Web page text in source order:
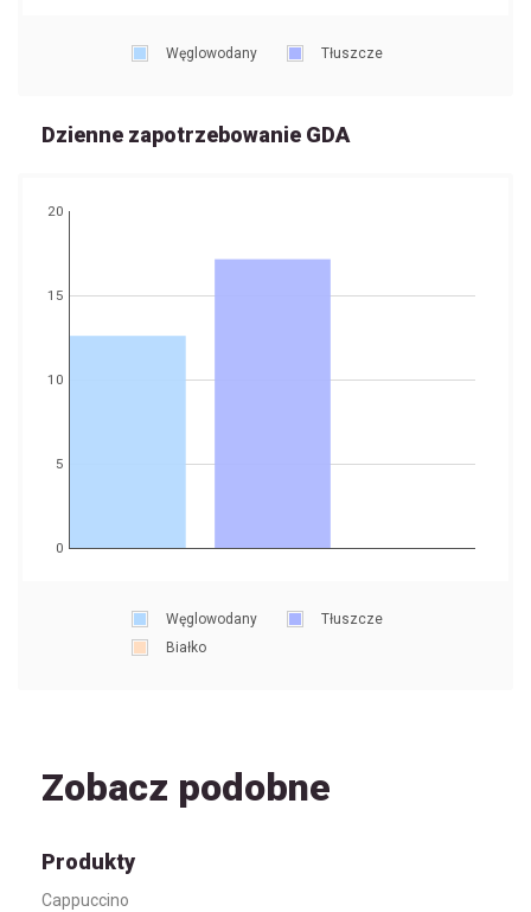
Węglowodany Tłuszcze
Dzienne zapotrzebowanie GDA
0
5
10
15
20
Węglowodany
Tłuszcze
Białko
Zobacz podobne
Produkty
Cappuccino